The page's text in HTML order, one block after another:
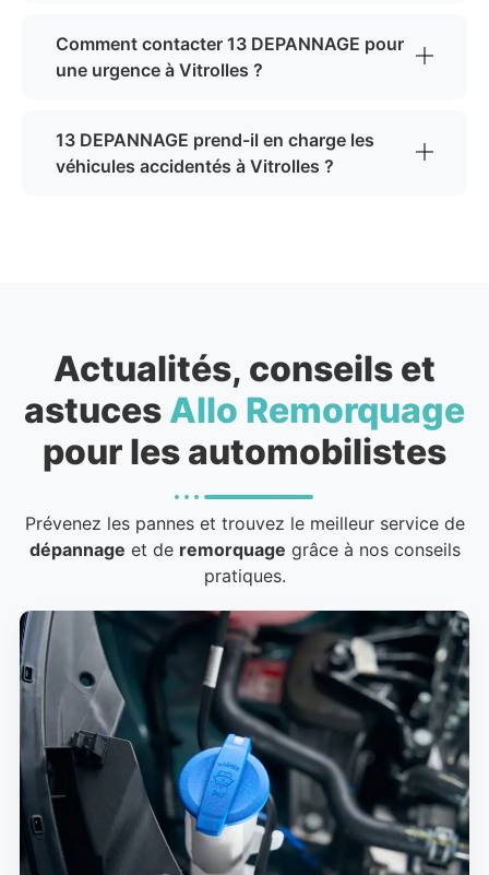
Comment contacter 13 DEPANNAGE pour
une urgence à Vitrolles ?
13 DEPANNAGE prend-il en charge les
véhicules accidentés à Vitrolles ?
Actualités, conseils et
astuces Allo Remorquage
pour les automobilistes
Prévenez les pannes et trouvez le meilleur service de
dépannage et de remorquage grâce à nos conseils
pratiques.